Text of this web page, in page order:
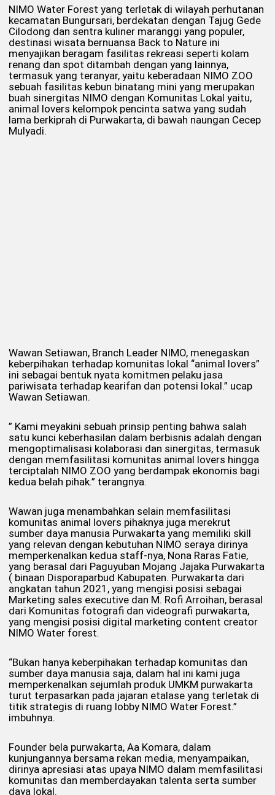
NIMO Water Forest yang terletak di wilayah perhutanan
kecamatan Bungursari, berdekatan dengan Tajug Gede
Cilodong dan sentra kuliner maranggi yang populer,
destinasi wisata bernuansa Back to Nature ini
menyajikan beragam fasilitas rekreasi seperti kolam
renang dan spot ditambah dengan yang lainnya,
termasuk yang teranyar, yaitu keberadaan NIMO ZOO
sebuah fasilitas kebun binatang mini yang merupakan
buah sinergitas NIMO dengan Komunitas Lokal yaitu,
animal lovers kelompok pencinta satwa yang sudah
lama berkiprah di Purwakarta, di bawah naungan Cecep
Mulyadi.
Wawan Setiawan, Branch Leader NIMO, menegaskan
keberpihakan terhadap komunitas lokal “animal lovers”
ini sebagai bentuk nyata komitmen pelaku jasa
pariwisata terhadap kearifan dan potensi lokal.” ucap
Wawan Setiawan.
” Kami meyakini sebuah prinsip penting bahwa salah
satu kunci keberhasilan dalam berbisnis adalah dengan
mengoptimalisasi kolaborasi dan sinergitas, termasuk
dengan memfasilitasi komunitas animal lovers hingga
terciptalah NIMO ZOO yang berdampak ekonomis bagi
kedua belah pihak.” terangnya.
Wawan juga menambahkan selain memfasilitasi
komunitas animal lovers pihaknya juga merekrut
sumber daya manusia Purwakarta yang memiliki skill
yang relevan dengan kebutuhan NIMO seraya dirinya
memperkenalkan kedua staff-nya, Nona Raras Fatie,
yang berasal dari Paguyuban Mojang Jajaka Purwakarta
( binaan Disporaparbud Kabupaten. Purwakarta dari
angkatan tahun 2021, yang mengisi posisi sebagai
Marketing sales executive dan M. Rofi Arroihan, berasal
dari Komunitas fotografi dan videografi purwakarta,
yang mengisi posisi digital marketing content creator
NIMO Water forest.
“Bukan hanya keberpihakan terhadap komunitas dan
sumber daya manusia saja, dalam hal ini kami juga
memperkenalkan sejumlah produk UMKM purwakarta
turut terpasarkan pada jajaran etalase yang terletak di
titik strategis di ruang lobby NIMO Water Forest.”
imbuhnya.
Founder bela purwakarta, Aa Komara, dalam
kunjungannya bersama rekan media, menyampaikan,
dirinya apresiasi atas upaya NIMO dalam memfasilitasi
komunitas dan memberdayakan talenta serta sumber
daya lokal.